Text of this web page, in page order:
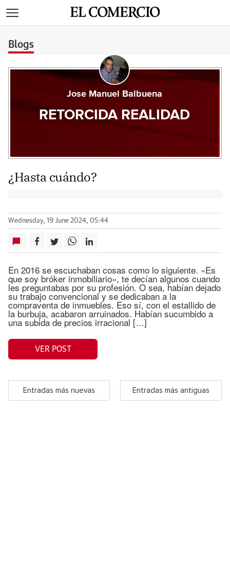
Blogs
Jose Manuel Balbuena
RETORCIDA REALIDAD
¿Hasta cuándo?
Wednesday, 19 June 2024, 05:44
En 2016 se escuchaban cosas como lo siguiente. «Es
que soy bróker inmobiliario», te decían algunos cuando
les preguntabas por su profesión. O sea, habían dejado
su trabajo convencional y se dedicaban a la
compraventa de inmuebles. Eso sí, con el estallido de
la burbuja, acabaron arruinados. Habían sucumbido a
una subida de precios irracional […]
VER POST
Entradas más nuevas Entradas más antiguas